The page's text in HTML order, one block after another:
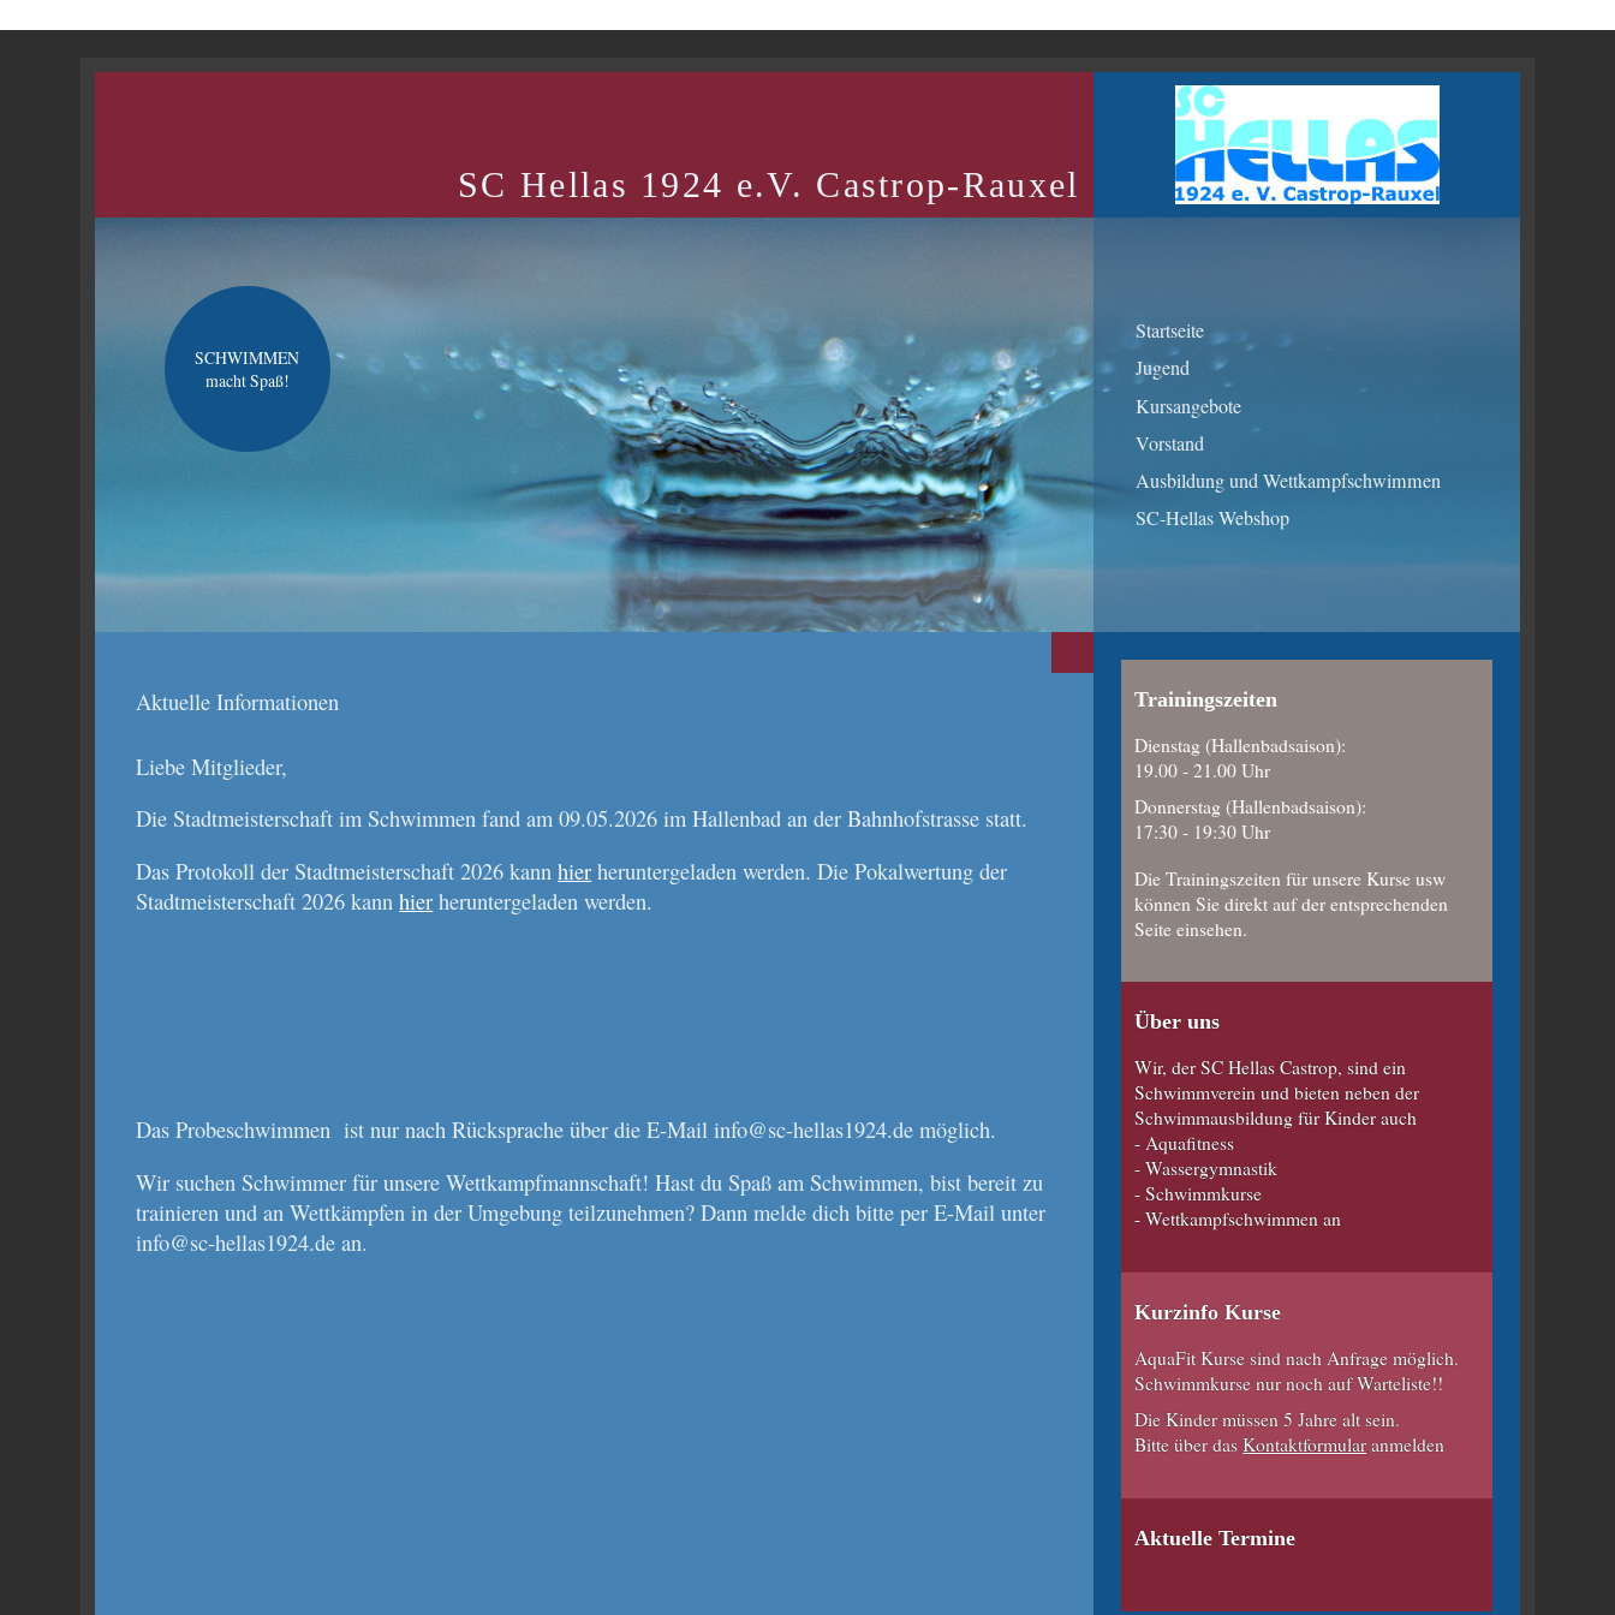
SC Hellas 1924 e.V. Castrop-Rauxel
SCHWIMMEN
macht Spaß!
Startseite
Jugend
Kursangebote
Vorstand
Ausbildung und Wettkampfschwimmen
SC-Hellas Webshop
Aktuelle Informationen
Liebe Mitglieder,
Die Stadtmeisterschaft im Schwimmen fand am 09.05.2026 im Hallenbad an der Bahnhofstrasse statt.
Das Protokoll der Stadtmeisterschaft 2026 kannhier heruntergeladen werden. Die Pokalwertung der
Stadtmeisterschaft 2026 kannhier heruntergeladen werden.
Das Probeschwimmen ist nur nach Rücksprache über die E-Mail info@sc-hellas1924.de möglich.
Wir suchen Schwimmer für unsere Wettkampfmannschaft! Hast du Spaß am Schwimmen, bist bereit zu
trainieren und an Wettkämpfen in der Umgebung teilzunehmen? Dann melde dich bitte per E-Mail unter
info@sc-hellas1924.de an.
Trainingszeiten
Dienstag (Hallenbadsaison):
19.00 - 21.00 Uhr
Donnerstag (Hallenbadsaison):
17:30 - 19:30 Uhr
Die Trainingszeiten für unsere Kurse usw
können Sie direkt auf der entsprechenden
Seite einsehen.
Über uns
Wir, der SC Hellas Castrop, sind ein
Schwimmverein und bieten neben der
Schwimmausbildung für Kinder auch
- Aquafitness
- Wassergymnastik
- Schwimmkurse
- Wettkampfschwimmen an
Kurzinfo Kurse
AquaFit Kurse sind nach Anfrage möglich.
Schwimmkurse nur noch auf Warteliste!!
Die Kinder müssen 5 Jahre alt sein.
Bitte über dasKontaktformularanmelden
Aktuelle Termine